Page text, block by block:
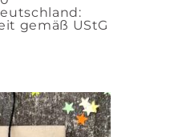
gemäß UStG